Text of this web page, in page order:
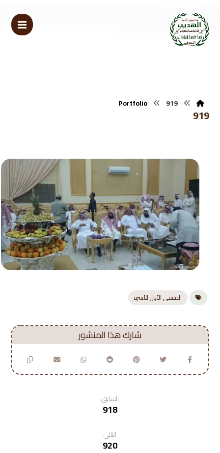
Portfolio 919
919
الملتقى الأول للأسرة
السابق
918
التالي
920